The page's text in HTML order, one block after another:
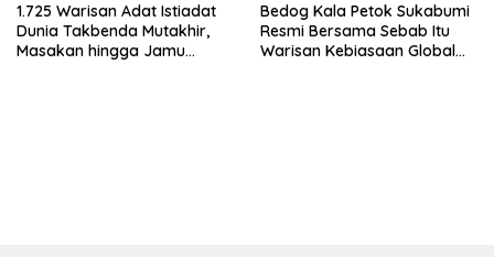
1.725 Warisan Adat Istiadat
Dunia Takbenda Mutakhir,
Masakan hingga Jamu
Bedog Kala Petok Sukabumi
Resmi Bersama Sebab Itu
Warisan Kebiasaan Global